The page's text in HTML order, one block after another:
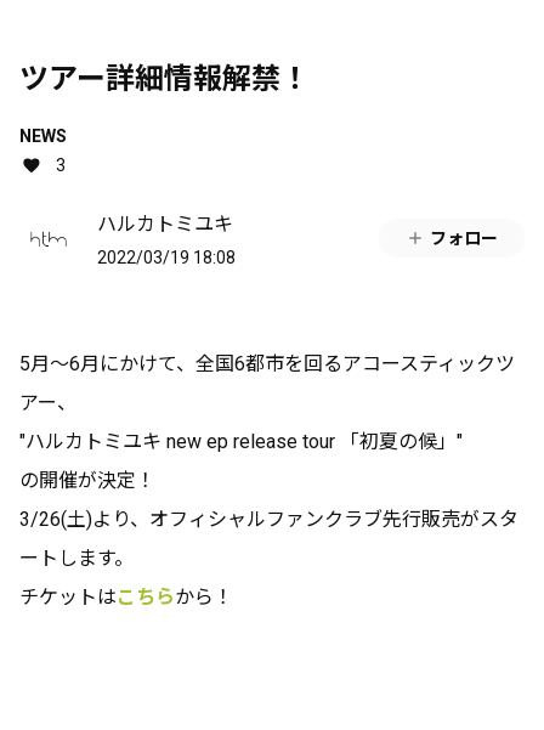
ツアー詳細情報解禁！
NEWS
3
ハルカトミユキ
2022/03/19 18:08
フォロー
5月〜6月にかけて、全国6都市を回るアコースティックツ
アー、
"ハルカトミユキ new ep release tour 「初夏の候」"
の開催が決定！
3/26(土)より、オフィシャルファンクラブ先行販売がスタ
ートします。
チケットはこちらから！